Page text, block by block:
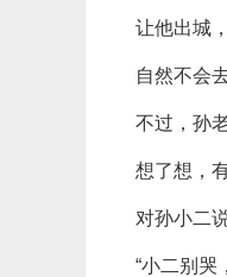
让他出城
自然不会去
不过，孙
想了想，
对孙小二
“小二别哭